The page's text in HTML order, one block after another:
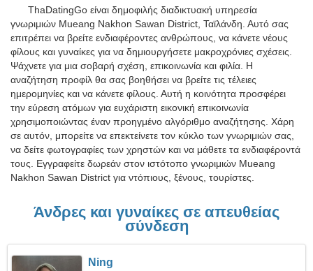
ThaDatingGo είναι δημοφιλής διαδικτυακή υπηρεσία
γνωριμιών Mueang Nakhon Sawan District, Ταϊλάνδη. Αυτό σας
επιτρέπει να βρείτε ενδιαφέροντες ανθρώπους, να κάνετε νέους
φίλους και γυναίκες για να δημιουργήσετε μακροχρόνιες σχέσεις.
Ψάχνετε για μια σοβαρή σχέση, επικοινωνία και φιλία. Η
αναζήτηση προφίλ θα σας βοηθήσει να βρείτε τις τέλειες
ημερομηνίες και να κάνετε φίλους. Αυτή η κοινότητα προσφέρει
την εύρεση ατόμων για ευχάριστη εικονική επικοινωνία
χρησιμοποιώντας έναν προηγμένο αλγόριθμο αναζήτησης. Χάρη
σε αυτόν, μπορείτε να επεκτείνετε τον κύκλο των γνωριμιών σας,
να δείτε φωτογραφίες των χρηστών και να μάθετε τα ενδιαφέροντά
τους. Εγγραφείτε δωρεάν στον ιστότοπο γνωριμιών Mueang
Nakhon Sawan District για ντόπιους, ξένους, τουρίστες.
Άνδρες και γυναίκες σε απευθείας
σύνδεση
Ning